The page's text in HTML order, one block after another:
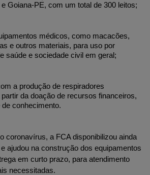
Goiana-PE, com um total de 300 leitos;
médicos, como macacões,
e outros materiais, para uso por
saúde e sociedade civil em geral;
a produção de respiradores
da doação de recursos financeiros,
conhecimento.
coronavírus, a FCA disponibilizou ainda
ajudou na construção dos equipamentos
em curto prazo, para atendimento
necessitadas.